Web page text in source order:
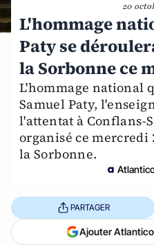
20
L'hommage
Paty se
la Sorbonne ce
L'hommage national
Samuel Paty,
l'attentat à Conflans-
organisé ce mercredi
la Sorbonne.
PARTAGER
Ajouter